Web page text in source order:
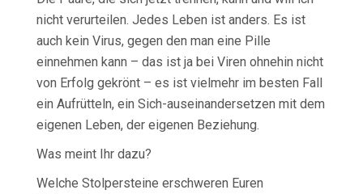
nicht verurteilen. Jedes Leben ist anders. Es ist
auch kein Virus, gegen den man eine Pille
einnehmen kann – das ist ja bei Viren ohnehin nicht
von Erfolg gekrönt – es ist vielmehr im besten Fall
ein Aufrütteln, ein Sich-auseinandersetzen mit dem
eigenen Leben, der eigenen Beziehung.
Was meint Ihr dazu?
Welche Stolpersteine erschweren Euren